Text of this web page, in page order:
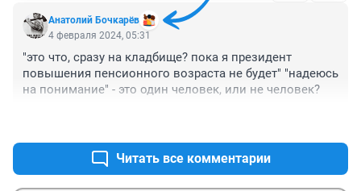
Анатолий Бочкарёв
4 февраля 2024, 05:31
"это что, сразу на кладбище? пока я президент
повышения пенсионного возраста не будет" "надеюсь
на понимание" - это один человек, или не человек?
Читать все комментарии